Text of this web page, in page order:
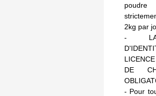
2kg par
- LA
DE
- Pour